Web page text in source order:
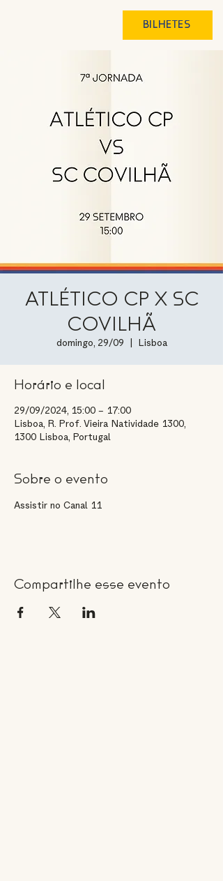
BILHETES
ATLÉTICO CP X SC
COVILHÃ
domingo, 29/09 Lisboa
Horário e local
29/09/2024, 15:00 – 17:00
Lisboa, R. Prof. Vieira Natividade 1300,
1300 Lisboa, Portugal
Sobre o evento
Assistir no Canal 11
Compartilhe esse evento